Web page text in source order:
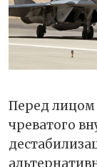
Перед лицом
чреватого